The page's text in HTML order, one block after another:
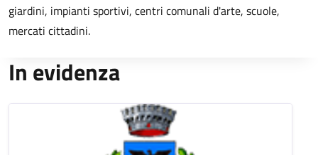
giardini, impianti sportivi, centri comunali d'arte, scuole,
mercati cittadini.
In evidenza